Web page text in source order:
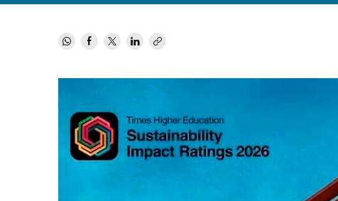
Educación
Marketing y Comunicación
Artes
Música
MBA
Ciencias Sociales y del Trabajo
Diseño
Artes